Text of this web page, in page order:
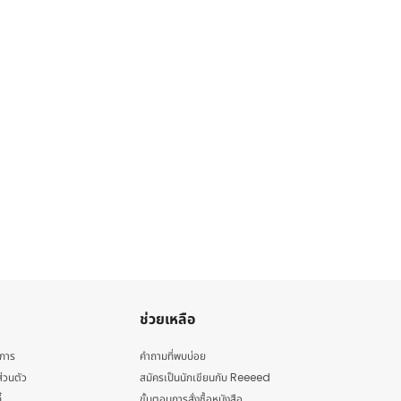
าร
วนตัว
ช่วยเหลือ
คำถามที่พบบ่อย
สมัครเป็นนักเขียนกับ Reeeed